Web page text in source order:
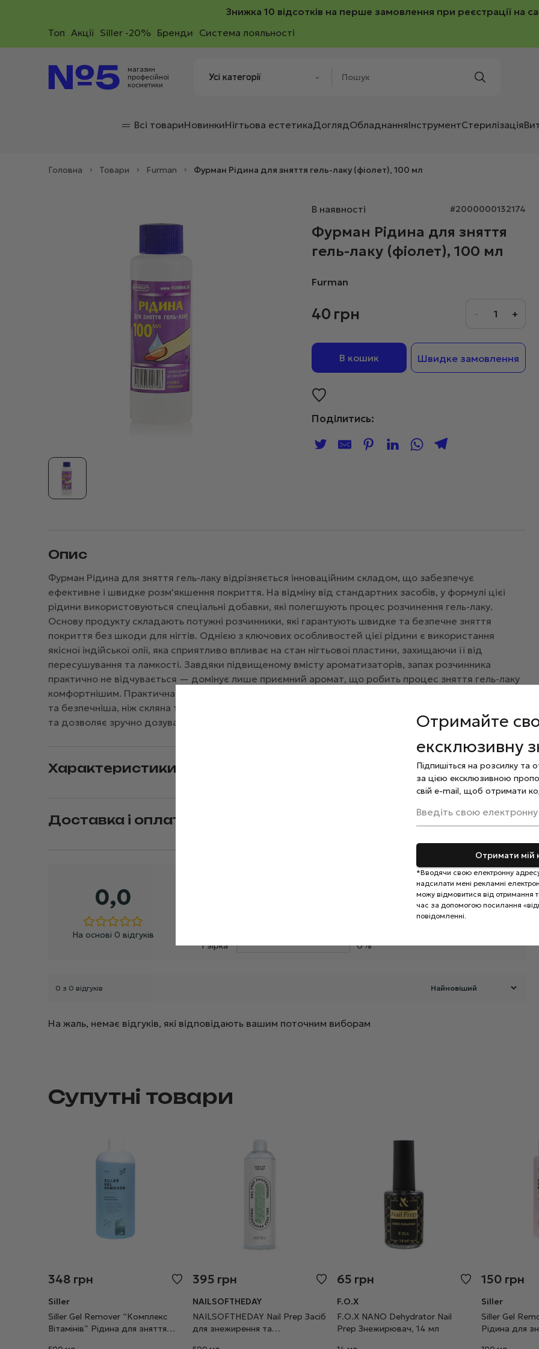
Отримайте
ексклюзивну
Підпишіться на розсилку та
за цією ексклюзивною
свій e-mail, щоб отримати
Введіть свою
Отримати мій
*Вводячи свою електронну
надсилати мені рекламні
можу відмовитися від отримання
час за допомогою посилання
повідомленні.
Знижка 10 відсотків на перше замовлення при реєстрації на
Toп Акції Siller -20% Бренди Система лояльності
магазин
професійної
косметики
Всі товариНовинкиНігтьова естетикаДоглядОбладнанняІнструментСтерилізація
Головна > Товари > Furman > Фурман Рідина для зняття гель-лаку (фіолет), 100 мл
В наявності #2000000132174
Фурман Рідина для зняття
гель-лаку (фіолет), 100 мл
Furman
40 грн
В кошик Швидке замовлення
Поділитись:
Опис
Фурман Рідина для зняття гель-лаку відрізняється інноваційним складом, що забезпечує
ефективне і швидке розм'якшення покриття. На відміну від стандартних засобів, у формулі цієї
рідини використовуються спеціальні добавки, які полегшують процес розчинення гель-лаку.
Основу продукту складають потужні розчинники, які гарантують швидке та безпечне зняття
покриття без шкоди для нігтів. Однією з ключових особливостей цієї рідини є використання
якісної індійської олії, яка сприятливо впливає на стан нігтьової пластини, захищаючи її від
пересушування та ламкості. Завдяки підвищеному вмісту ароматизаторів, запах розчинника
практично не відчувається — домінує лише приємний аромат, що робить процес зняття гель-лаку
комфортнішим. Практична пластиковий пляшка додає зручності у використанні: вона значно легша
та безпечніша, ніж скляна тара. Спеціальна кришка з пижем запобігає випадковому розливу рідини
та дозволяє зручно дозувати її при нанесенні на спонж.
Характеристики
Доставка і оплата
0,0
На основі 0 відгуків
1 зірка
0%
Додайте відгук
0 з 0 відгуків
На жаль, немає відгуків, які відповідають вашим поточним виборам
Супутні товари
348 грн
Siller
Siller Gel Remover “Комплекс
Вітамінів” Рідина для зняття
395 грн
NAILSOFTHEDAY
NAILSOFTHEDAY Nail Prep Засіб
для знежирення та
65 грн
F.O.X
F.O.X NANO Dehydrator Nail
Prep Знежирювач, 14 мл
150 грн
Siller
Siller Gel
Рідина для